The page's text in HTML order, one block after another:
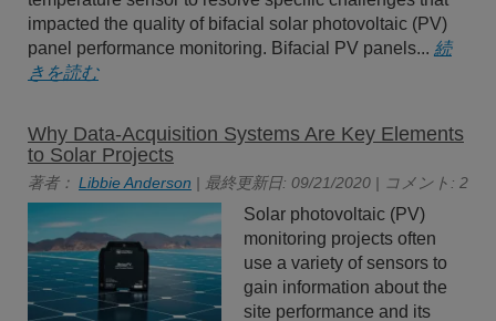
impacted the quality of bifacial solar photovoltaic (PV)
panel performance monitoring. Bifacial PV panels... 続
きを読む
Why Data-Acquisition Systems Are Key Elements
to Solar Projects
著者： Libbie Anderson | 最終更新日: 09/21/2020 | コメント: 2
Solar photovoltaic (PV)
monitoring projects often
use a variety of sensors to
gain information about the
site performance and its